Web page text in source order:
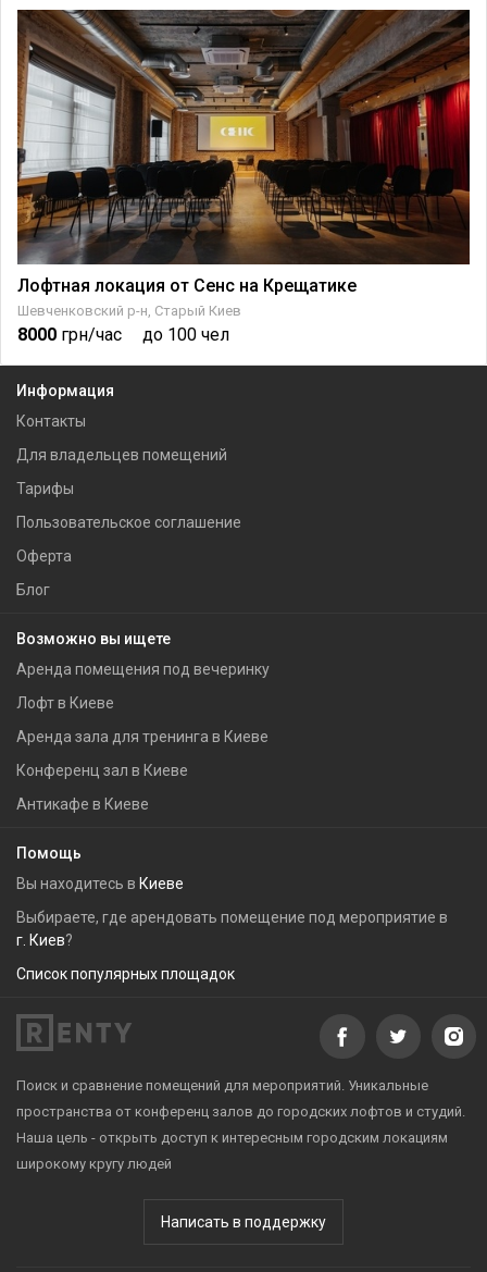
Лофтная локация от Сенс на Крещатике
Шевченковский р-н, Старый Киев
8000 грн/час до 100 чел
Информация
Контакты
Для владельцев помещений
Тарифы
Пользовательское соглашение
Оферта
Блог
Возможно вы ищете
Аренда помещения под вечеринку
Лофт в Киеве
Аренда зала для тренинга в Киеве
Конференц зал в Киеве
Антикафе в Киеве
Помощь
Вы находитесь в Киеве
Выбираете, где арендовать помещение под мероприятие в
г. Киев?
Список популярных площадок
Поиск и сравнение помещений для мероприятий. Уникальные
пространства от конференц залов до городских лофтов и студий.
Наша цель - открыть доступ к интересным городским локациям
широкому кругу людей
Написать в поддержку